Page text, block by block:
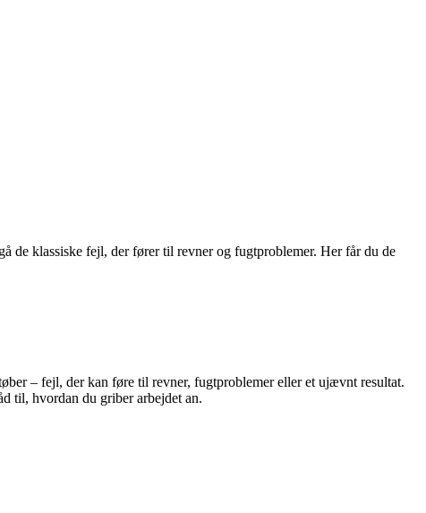
de klassiske fejl, der fører til revner og fugtproblemer. Her får du de
– fejl, der kan føre til revner, fugtproblemer eller et ujævnt resultat.
til, hvordan du griber arbejdet an.